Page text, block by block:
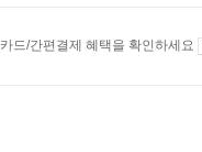
카드/간편결제 혜택을 확인하세요